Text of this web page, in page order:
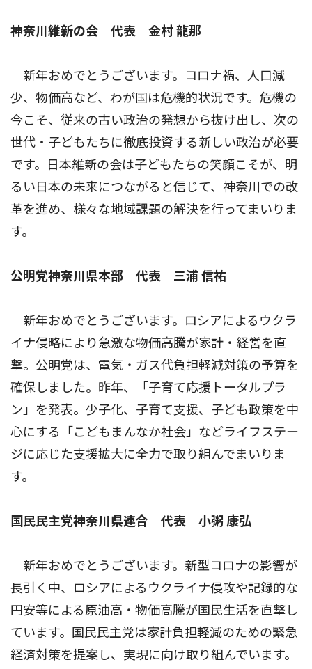
神奈川維新の会 代表 金村 龍那
新年おめでとうございます。コロナ禍、人口減
少、物価高など、わが国は危機的状況です。危機の
今こそ、従来の古い政治の発想から抜け出し、次の
世代・子どもたちに徹底投資する新しい政治が必要
です。日本維新の会は子どもたちの笑顔こそが、明
るい日本の未来につながると信じて、神奈川での改
革を進め、様々な地域課題の解決を行ってまいりま
す。
公明党神奈川県本部 代表 三浦 信祐
新年おめでとうございます。ロシアによるウクラ
イナ侵略により急激な物価高騰が家計・経営を直
撃。公明党は、電気・ガス代負担軽減対策の予算を
確保しました。昨年、「子育て応援トータルプラ
ン」を発表。少子化、子育て支援、子ども政策を中
心にする「こどもまんなか社会」などライフステー
ジに応じた支援拡大に全力で取り組んでまいりま
す。
国民民主党神奈川県連合 代表 小粥 康弘
新年おめでとうございます。新型コロナの影響が
長引く中、ロシアによるウクライナ侵攻や記録的な
円安等による原油高・物価高騰が国民生活を直撃し
ています。国民民主党は家計負担軽減のための緊急
経済対策を提案し、実現に向け取り組んでいます。